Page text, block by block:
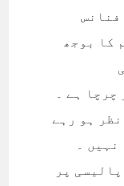
فنانس
کا بوجھ
چرچا ہے ۔
ہو رہے
نہیں ۔
پر